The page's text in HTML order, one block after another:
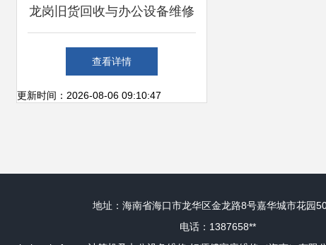
龙岗旧货回收与办公设备维修
指南 一站式解决企业闲置与
设备维护
查看详情
更新时间：2026-08-06 09:10:47
地址：海南省海口市龙华区金龙路8号嘉华城市花园
电话：1387658**